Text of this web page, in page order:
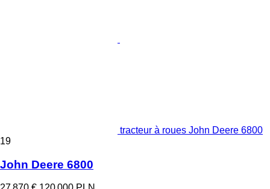
tracteur à roues John Deere 6800
19
John Deere 6800